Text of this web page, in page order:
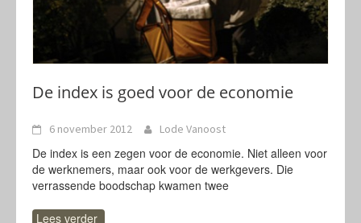
De index is goed voor de economie
6 november 2012 Lode Vanoost
De index is een zegen voor de economie. Niet alleen voor
de werknemers, maar ook voor de werkgevers. Die
verrassende boodschap kwamen twee
Lees verder